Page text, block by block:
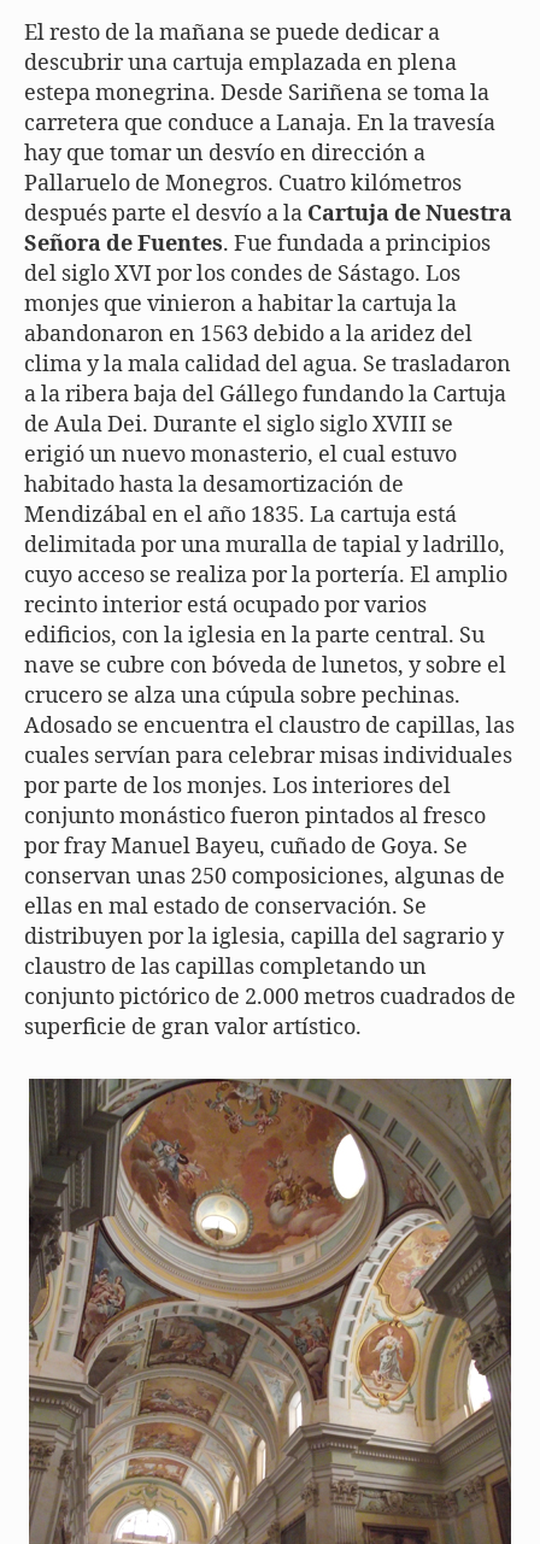
El resto de la mañana se puede dedicar a
descubrir una cartuja emplazada en plena
estepa monegrina. Desde Sariñena se toma la
carretera que conduce a Lanaja. En la travesía
hay que tomar un desvío en dirección a
Pallaruelo de Monegros. Cuatro kilómetros
después parte el desvío a la Cartuja de Nuestra
Señora de Fuentes. Fue fundada a principios
del siglo XVI por los condes de Sástago. Los
monjes que vinieron a habitar la cartuja la
abandonaron en 1563 debido a la aridez del
clima y la mala calidad del agua. Se trasladaron
a la ribera baja del Gállego fundando la Cartuja
de Aula Dei. Durante el siglo siglo XVIII se
erigió un nuevo monasterio, el cual estuvo
habitado hasta la desamortización de
Mendizábal en el año 1835. La cartuja está
delimitada por una muralla de tapial y ladrillo,
cuyo acceso se realiza por la portería. El amplio
recinto interior está ocupado por varios
edificios, con la iglesia en la parte central. Su
nave se cubre con bóveda de lunetos, y sobre el
crucero se alza una cúpula sobre pechinas.
Adosado se encuentra el claustro de capillas, las
cuales servían para celebrar misas individuales
por parte de los monjes. Los interiores del
conjunto monástico fueron pintados al fresco
por fray Manuel Bayeu, cuñado de Goya. Se
conservan unas 250 composiciones, algunas de
ellas en mal estado de conservación. Se
distribuyen por la iglesia, capilla del sagrario y
claustro de las capillas completando un
conjunto pictórico de 2.000 metros cuadrados de
superficie de gran valor artístico.